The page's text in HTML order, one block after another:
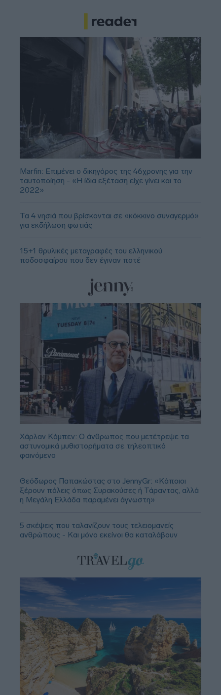
Marfin: Επιμένει ο δικηγόρος της 46χρονης για την
ταυτοποίηση - «Η ίδια εξέταση είχε γίνει και το
2022»
Τα 4 νησιά που βρίσκονται σε «κόκκινο συναγερμό»
για εκδήλωση φωτιάς
15+1 θρυλικές μεταγραφές του ελληνικού
ποδοσφαίρου που δεν έγιναν ποτέ
Χάρλαν Κόμπεν: Ο άνθρωπος που μετέτρεψε τα
αστυνομικά μυθιστορήματα σε τηλεοπτικό
φαινόμενο
Θεόδωρος Παπακώστας στο JennyGr: «Κάποιοι
ξέρουν πόλεις όπως Συρακούσες ή Τάραντας, αλλά
η Μεγάλη Ελλάδα παραμένει άγνωστη»
5 σκέψεις που ταλανίζουν τους τελειομανείς
ανθρώπους - Και μόνο εκείνοι θα καταλάβουν